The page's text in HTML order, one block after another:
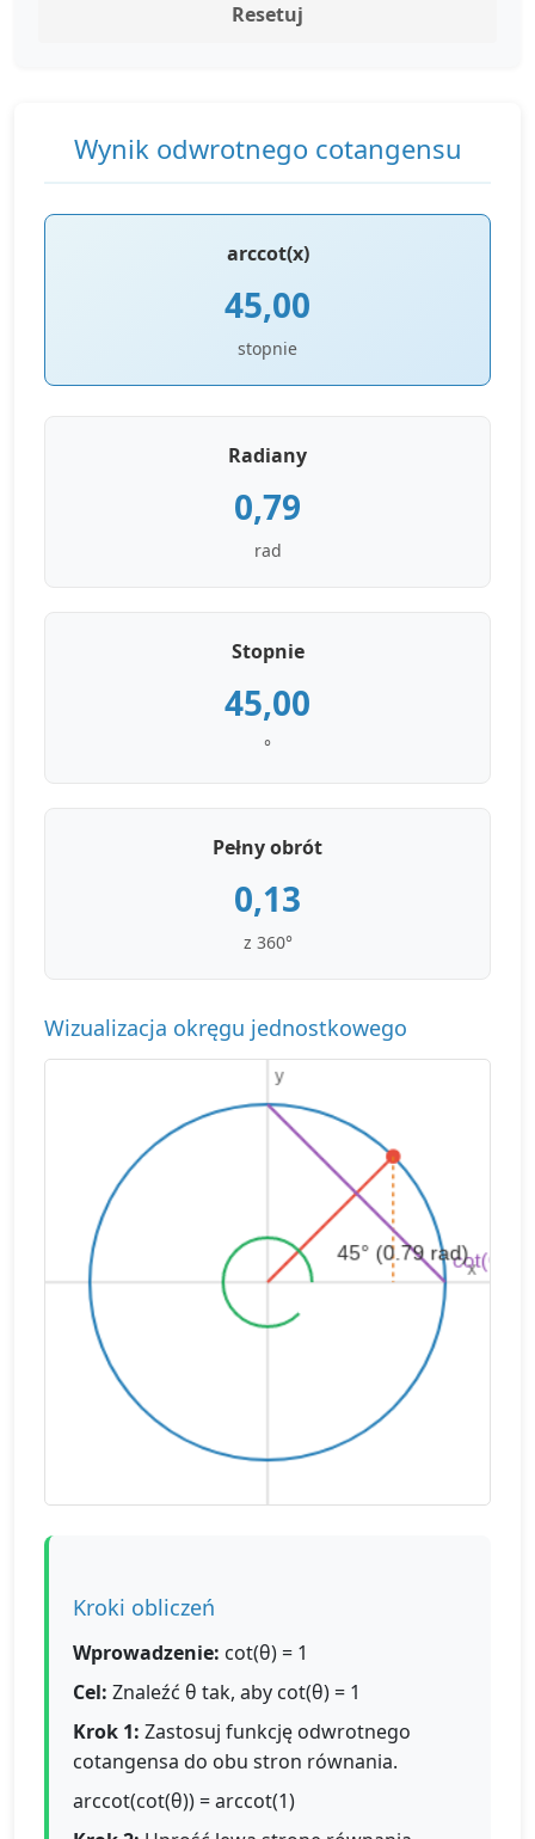
Resetuj
Wynik odwrotnego cotangensu
arccot(x)
45,00
stopnie
Radiany
0,79
rad
Stopnie
45,00
°
Pełny obrót
0,13
z 360°
Wizualizacja okręgu jednostkowego
Kroki obliczeń
Wprowadzenie: cot(θ) = 1
Cel: Znaleźć θ tak, aby cot(θ) = 1
Krok 1: Zastosuj funkcję odwrotnego
cotangensa do obu stron równania.
arccot(cot(θ)) = arccot(1)